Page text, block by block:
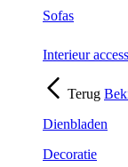
Sofas
Interieur
Terug
Dienbladen
Decoratie